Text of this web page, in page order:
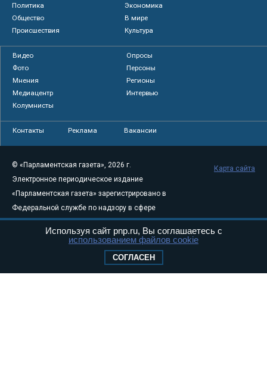
Политика
Экономика
Общество
В мире
Происшествия
Культура
Видео
Опросы
Фото
Персоны
Мнения
Регионы
Медиацентр
Интервью
Колумнисты
Контакты Реклама Вакансии
© «Парламентская газета», 2026 г.
Электронное периодическое издание
«Парламентская газета» зарегистрировано в
Федеральной службе по надзору в сфере
связи, информационных технологий и
массовых коммуникаций (Роскомнадзор) 05
Свидетельство о регистрации Эл № ФС77-
Карта сайта
Используя сайт pnp.ru, Вы соглашаетесь с
использованием файлов cookie
СОГЛАСЕН